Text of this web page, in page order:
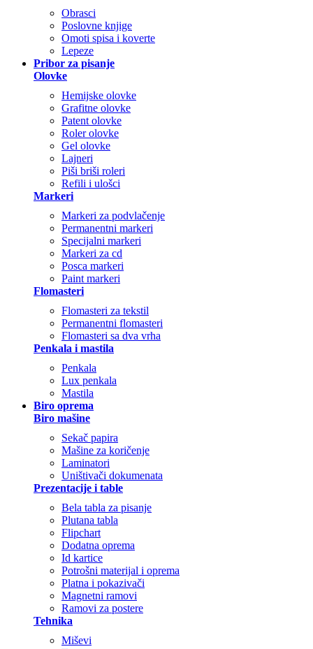
Obrasci
Poslovne knjige
Omoti spisa i koverte
Lepeze
Pribor za pisanje
Olovke
Hemijske olovke
Grafitne olovke
Patent olovke
Roler olovke
Gel olovke
Lajneri
Piši briši roleri
Refili i ulošci
Markeri
Markeri za podvlačenje
Permanentni markeri
Specijalni markeri
Markeri za cd
Posca markeri
Paint markeri
Flomasteri
Flomasteri za tekstil
Permanentni flomasteri
Flomasteri sa dva vrha
Penkala i mastila
Penkala
Lux penkala
Mastila
Biro oprema
Biro mašine
Sekač papira
Mašine za koričenje
Laminatori
Uništivači dokumenata
Prezentacije i table
Bela tabla za pisanje
Plutana tabla
Flipchart
Dodatna oprema
Id kartice
Potrošni materijal i oprema
Platna i pokazivači
Magnetni ramovi
Ramovi za postere
Tehnika
Miševi